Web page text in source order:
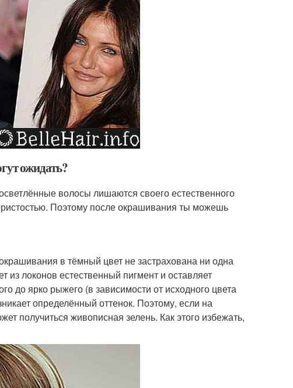
ожидать?
волосы лишаются своего естественного
Поэтому после окрашивания ты можешь
в тёмный цвет не застрахована ни одна
локонов естественный пигмент и оставляет
до ярко рыжего (в зависимости от исходного цвета
определённый оттенок. Поэтому, если на
получиться живописная зелень. Как этого избежать,